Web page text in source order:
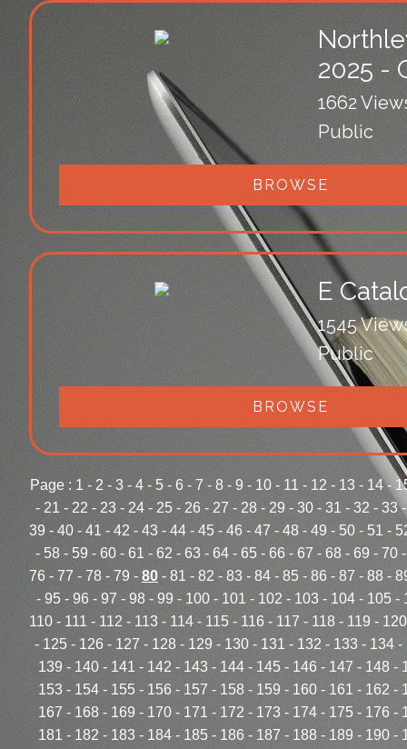
2025 -
1662
Public
BROWSE
E
1545
Public
BROWSE
Page : 1 - 2 - 3- 4- 5- 6 - 7 - 8- 9 - 10- 11 - 12 - 13- 14-
- 21 - 22 - 23- 24- 25- 26 - 27 - 28- 29 - 30- 31 - 32 - 33
39 - 40 - 41 - 42 - 43 - 44 - 45 - 46 - 47 - 48 - 49 - 50 - 51 -
- 58- 59 - 60- 61 - 62 - 63- 64- 65- 66 - 67 - 68 - 69 - 70
76 - 77 - 78 - 79 - 80 - 81 - 82 - 83 - 84 - 85 - 86 - 87 - 88 -
- 95 - 96 - 97 - 98 - 99 - 100 - 101 - 102 - 103 - 104 - 105 -
110 - 111 - 112 - 113 - 114 - 115 - 116 - 117 - 118 - 119 - 120
- 125- 126 - 127 - 128 - 129 - 130- 131 - 132 - 133- 134-
139 - 140 - 141 - 142 - 143 - 144 - 145 - 146 - 147 - 148 -
153 - 154 - 155 - 156 - 157 - 158 - 159 - 160 - 161 - 162 -
167 - 168 - 169 - 170 - 171 - 172 - 173 - 174 - 175 - 176 -
181 - 182 - 183 - 184 - 185 - 186 - 187 - 188 - 189 - 190 -